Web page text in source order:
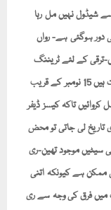
شیڈول نہیں مل رہا
دور ہوگئی ہے- رواں
ترقی کے لئے ٹریننگ
لینے والی لیکچررز(زنانہ) کی ڈی پی سی کے لئے امکانات ہیں 15 نومبر کے قریب
تاکہ کیسز ڈیفر
تاریخ لی جاتی تو محض
اتنی ہی سیٹیں موجود تھین-ری
تک سب کی ترقی ممکن ہے کیونکہ اتنی
حساب کتاب میں فرق کی وجہ سے ری